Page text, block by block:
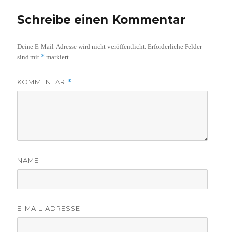
Schreibe einen Kommentar
Deine E-Mail-Adresse wird nicht veröffentlicht. Erforderliche Felder
sind mit * markiert
KOMMENTAR *
NAME
E-MAIL-ADRESSE